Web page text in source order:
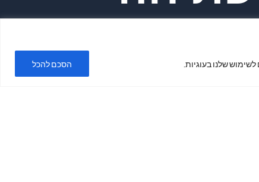
שלנו בעוגיות. הסכם להכל
ימים א'-ה'